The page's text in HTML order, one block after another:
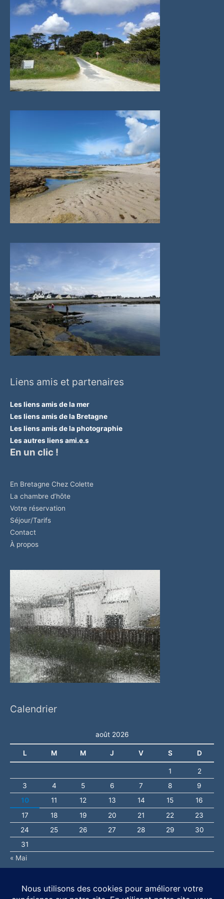
Liens amis et partenaires
Les liens amis de la mer
Les liens amis de la Bretagne
Les liens amis de la photographie
Les autres liens ami.e.s
En un clic !
En Bretagne Chez Colette
La chambre d’hôte
Votre réservation
Séjour/Tarifs
Contact
À propos
Calendrier
août 2026
L M M J V S D
1
2
3
4 5 6 7 8
9
10
11 12 13 14 15
16
17
18 19 20 21 22
23
24
25 26 27 28 29
30
31
« Mai